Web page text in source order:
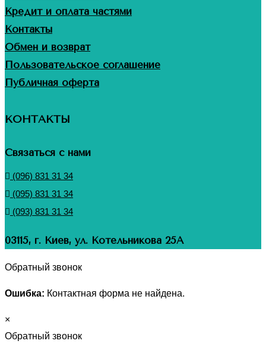
Кредит и оплата частями
Контакты
Обмен и возврат
Пользовательское соглашение
Публичная оферта
КОНТАКТЫ
Связаться с нами
(096) 831 31 34
(095) 831 31 34
(093) 831 31 34
03115, г. Киев, ул. Котельникова 25А
Обратный звонок
Ошибка: Контактная форма не найдена.
×
Обратный звонок